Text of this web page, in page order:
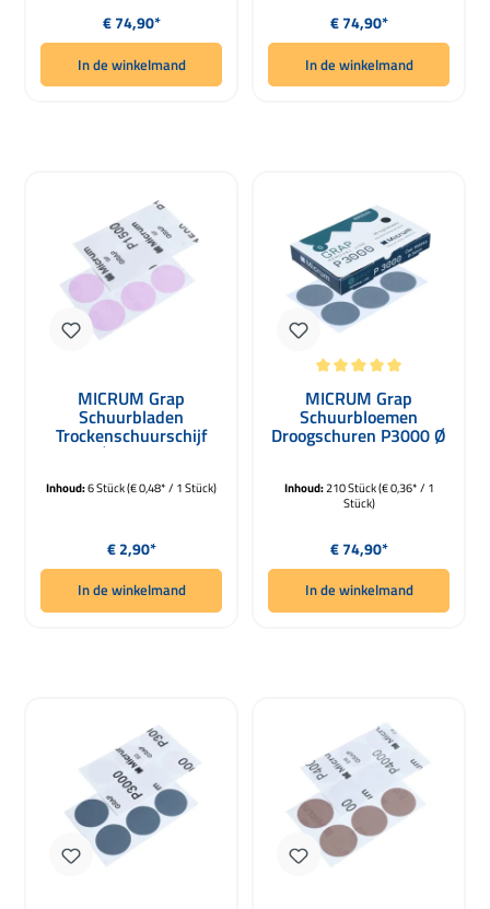
Normale prijs:
€ 74,90*
In de winkelmand
Normale prijs:
€ 74,90*
In de winkelmand
MICRUM Grap
Schuurbladen
Trockenschuurschijf
P1500 Ø 34mm 6 Stuks
Inhoud:6 Stück(€ 0,48* / 1 Stück)
Normale prijs:
€ 2,90*
In de winkelmand
MICRUM Grap
Schuurbloemen
Droogschuren P3000 Ø
34mm 210 stuks
Inhoud:210 Stück(€ 0,36* / 1
Stück)
Normale prijs:
€ 74,90*
In de winkelmand